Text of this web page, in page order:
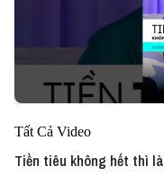
Tất Cả Video
Tiền tiêu không hết thì